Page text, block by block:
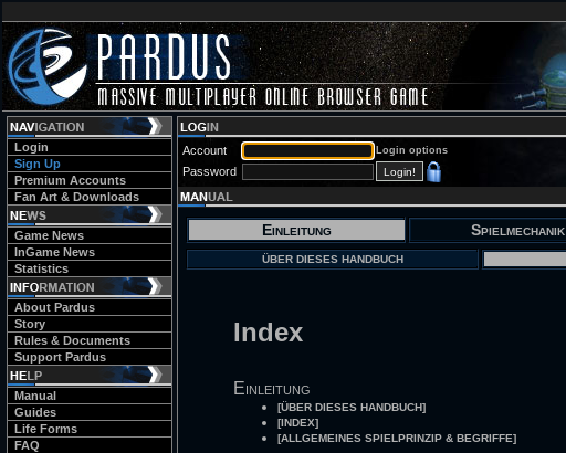
Login
Sign Up
Premium Accounts
Fan Art & Downloads
Game News
InGame News
Statistics
About Pardus
Story
Rules & Documents
Support Pardus
Manual
Guides
Life Forms
FAQ
Account Login options
Password
Einleitung Spielmechanik
ÜBER DIESES HANDBUCH
Index
Einleitung
[ÜBER DIESES HANDBUCH]
[INDEX]
[ALLGEMEINES SPIELPRINZIP & BEGRIFFE]